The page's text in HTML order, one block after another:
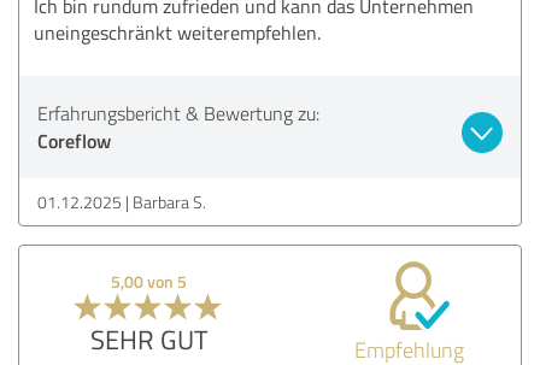
Ich bin rundum zufrieden und kann das Unternehmen
uneingeschränkt weiterempfehlen.
Erfahrungsbericht & Bewertung zu:
Coreflow
01.12.2025 Barbara S.
5,00 von 5
SEHR GUT Empfehlung